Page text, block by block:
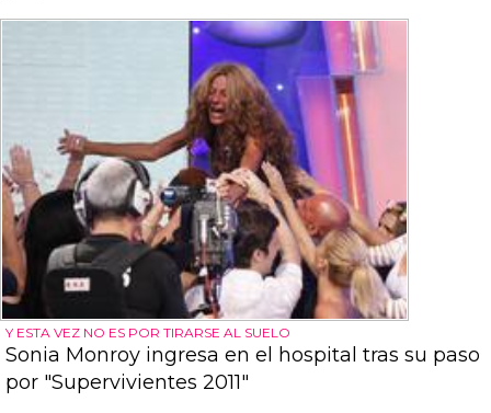
Y ESTA VEZ NO ES POR TIRARSE AL SUELO
Sonia Monroy ingresa en el hospital tras su paso
por "Supervivientes 2011"